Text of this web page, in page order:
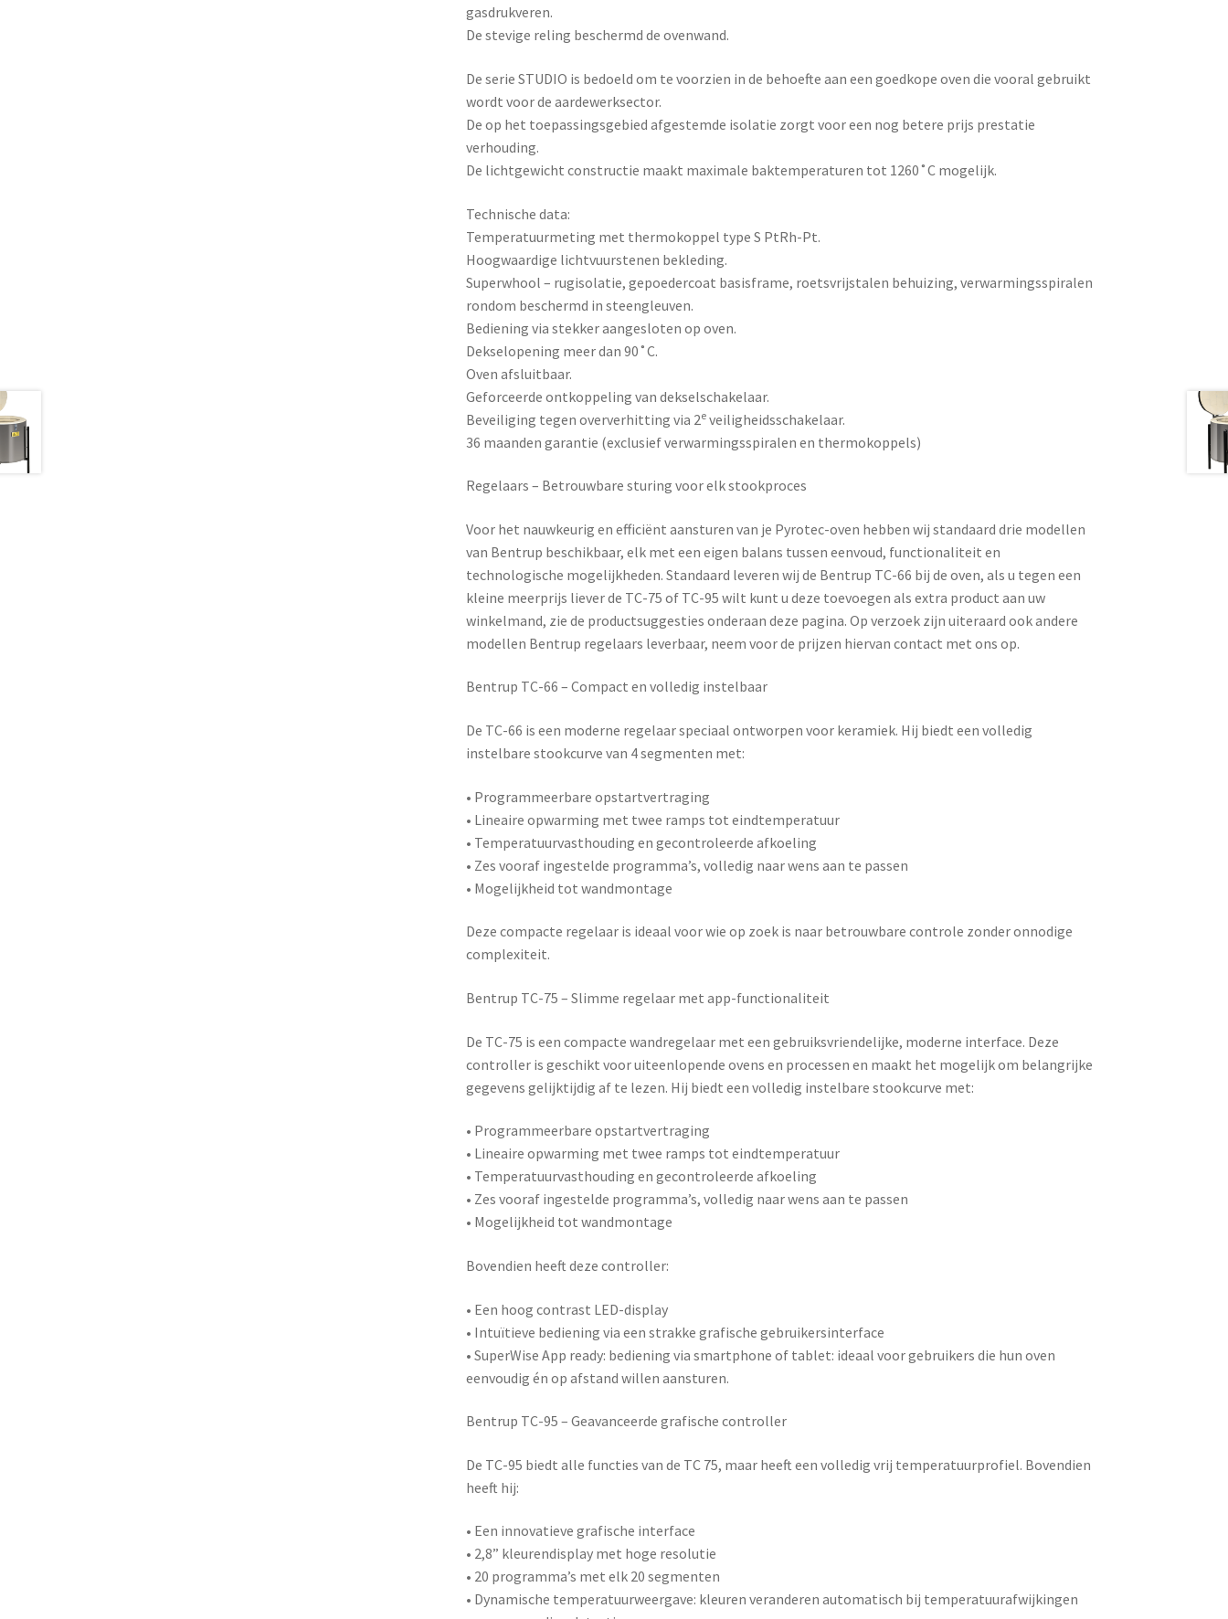
gasdrukveren.
De stevige reling beschermd de ovenwand.
De serie STUDIO is bedoeld om te voorzien in de behoefte aan een goedkope oven die vooral gebruikt
wordt voor de aardewerksector.
De op het toepassingsgebied afgestemde isolatie zorgt voor een nog betere prijs prestatie
verhouding.
De lichtgewicht constructie maakt maximale baktemperaturen tot 1260˚C mogelijk.
Technische data:
Temperatuurmeting met thermokoppel type S PtRh-Pt.
Hoogwaardige lichtvuurstenen bekleding.
Superwhool – rugisolatie, gepoedercoat basisframe, roetsvrijstalen behuizing, verwarmingsspiralen
rondom beschermd in steengleuven.
Bediening via stekker aangesloten op oven.
Dekselopening meer dan 90˚C.
Oven afsluitbaar.
Geforceerde ontkoppeling van dekselschakelaar.
Beveiliging tegen oververhitting via 2e veiligheidsschakelaar.
36 maanden garantie (exclusief verwarmingsspiralen en thermokoppels)
Regelaars – Betrouwbare sturing voor elk stookproces
Voor het nauwkeurig en efficiënt aansturen van je Pyrotec-oven hebben wij standaard drie modellen
van Bentrup beschikbaar, elk met een eigen balans tussen eenvoud, functionaliteit en
technologische mogelijkheden. Standaard leveren wij de Bentrup TC-66 bij de oven, als u tegen een
kleine meerprijs liever de TC-75 of TC-95 wilt kunt u deze toevoegen als extra product aan uw
winkelmand, zie de productsuggesties onderaan deze pagina. Op verzoek zijn uiteraard ook andere
modellen Bentrup regelaars leverbaar, neem voor de prijzen hiervan contact met ons op.
Bentrup TC-66 – Compact en volledig instelbaar
De TC-66 is een moderne regelaar speciaal ontworpen voor keramiek. Hij biedt een volledig
instelbare stookcurve van 4 segmenten met:
• Programmeerbare opstartvertraging
• Lineaire opwarming met twee ramps tot eindtemperatuur
• Temperatuurvasthouding en gecontroleerde afkoeling
• Zes vooraf ingestelde programma’s, volledig naar wens aan te passen
• Mogelijkheid tot wandmontage
Deze compacte regelaar is ideaal voor wie op zoek is naar betrouwbare controle zonder onnodige
complexiteit.
Bentrup TC-75 – Slimme regelaar met app-functionaliteit
De TC-75 is een compacte wandregelaar met een gebruiksvriendelijke, moderne interface. Deze
controller is geschikt voor uiteenlopende ovens en processen en maakt het mogelijk om belangrijke
gegevens gelijktijdig af te lezen. Hij biedt een volledig instelbare stookcurve met:
• Programmeerbare opstartvertraging
• Lineaire opwarming met twee ramps tot eindtemperatuur
• Temperatuurvasthouding en gecontroleerde afkoeling
• Zes vooraf ingestelde programma’s, volledig naar wens aan te passen
• Mogelijkheid tot wandmontage
Bovendien heeft deze controller:
• Een hoog contrast LED-display
• Intuïtieve bediening via een strakke grafische gebruikersinterface
•SuperWise App ready: bediening via smartphone of tablet: ideaal voor gebruikers die hun oven
eenvoudig én op afstand willen aansturen.
Bentrup TC-95 – Geavanceerde grafische controller
De TC-95 biedt alle functies van de TC 75, maar heeft een volledig vrij temperatuurprofiel. Bovendien
heeft hij:
• Een innovatieve grafische interface
• 2,8” kleurendisplay met hoge resolutie
• 20 programma’s met elk 20 segmenten
• Dynamische temperatuurweergave: kleuren veranderen automatisch bij temperatuurafwijkingen